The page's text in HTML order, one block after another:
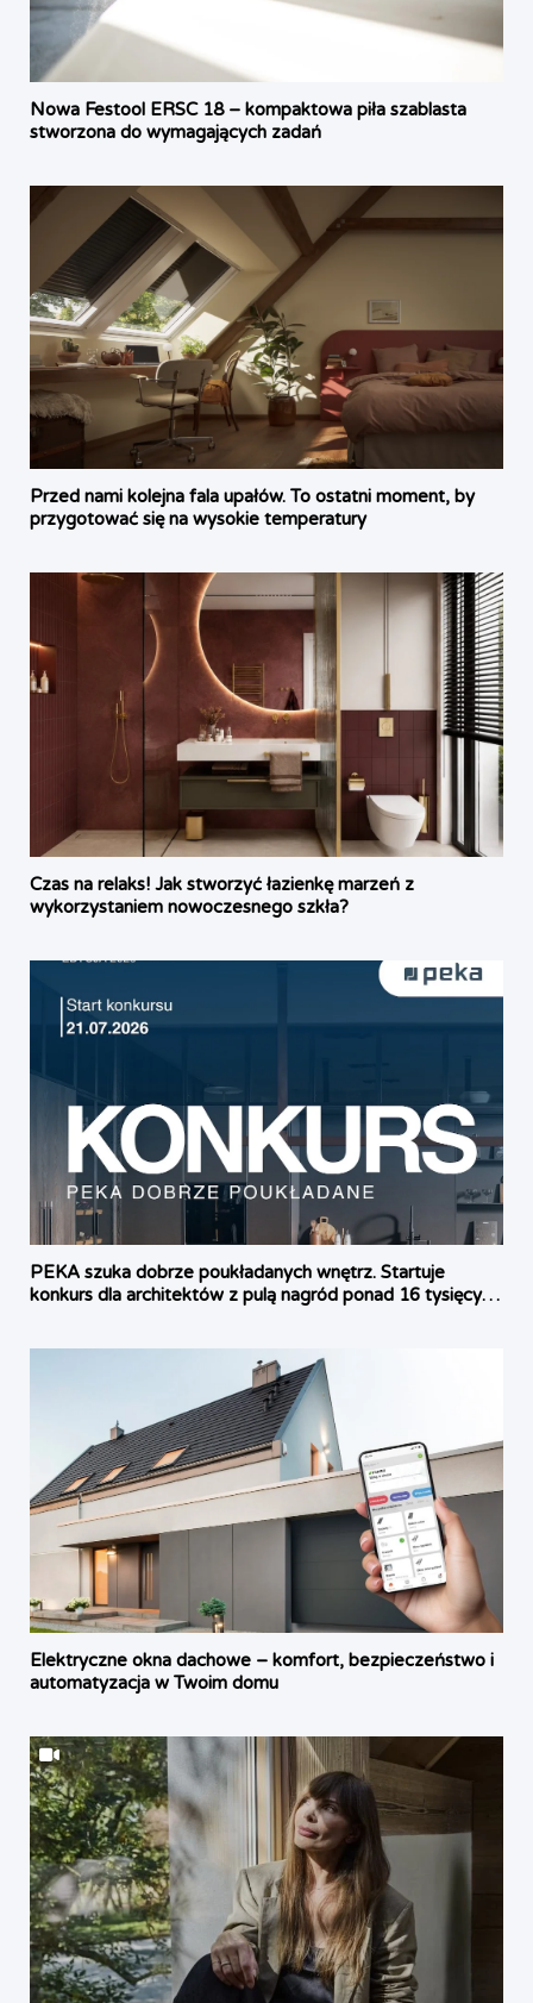
Nowa Festool ERSC 18 – kompaktowa piła szablasta
stworzona do wymagających zadań
Przed nami kolejna fala upałów. To ostatni moment, by
przygotować się na wysokie temperatury
Czas na relaks! Jak stworzyć łazienkę marzeń z
wykorzystaniem nowoczesnego szkła?
PEKA szuka dobrze poukładanych wnętrz. Startuje
konkurs dla architektów z pulą nagród ponad 16 tysięcy
Elektryczne okna dachowe – komfort, bezpieczeństwo i
automatyzacja w Twoim domu